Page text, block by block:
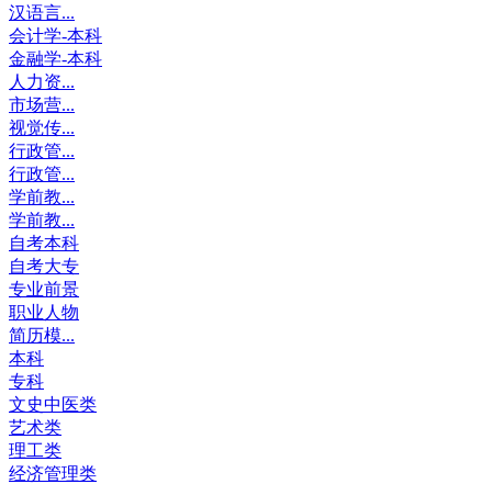
汉语言...
会计学-本科
金融学-本科
人力资...
市场营...
视觉传...
行政管...
行政管...
学前教...
学前教...
自考本科
自考大专
专业前景
职业人物
简历模...
本科
专科
文史中医类
艺术类
理工类
经济管理类